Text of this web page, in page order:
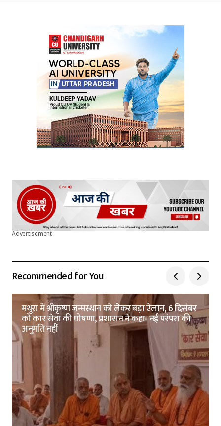
Advertisement
Recommended for You
मथुरा में श्रीकृष्ण जन्मस्थान को लेकर बड़ा ऐलान, 6 दिसंबर
को कार सेवा की घोषणा, प्रशासन ने कहा- नई परंपरा की
अनुमति नहीं